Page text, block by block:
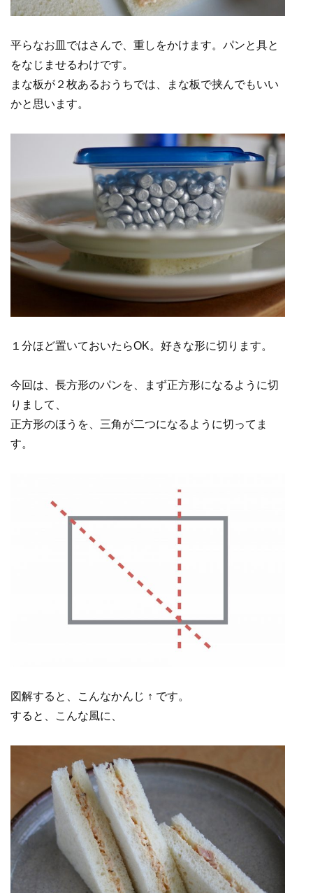
平らなお皿ではさんで、重しをかけます。パンと具と
をなじませるわけです。
まな板が２枚あるおうちでは、まな板で挟んでもいい
かと思います。
１分ほど置いておいたらOK。好きな形に切ります。
今回は、長方形のパンを、まず正方形になるように切
りまして、
正方形のほうを、三角が二つになるように切ってま
す。
図解すると、こんなかんじ ↑ です。
すると、こんな風に、